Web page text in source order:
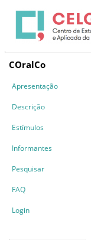
COralCo
Apresentação
Descrição
Estímulos
Informantes
Pesquisar
FAQ
Login